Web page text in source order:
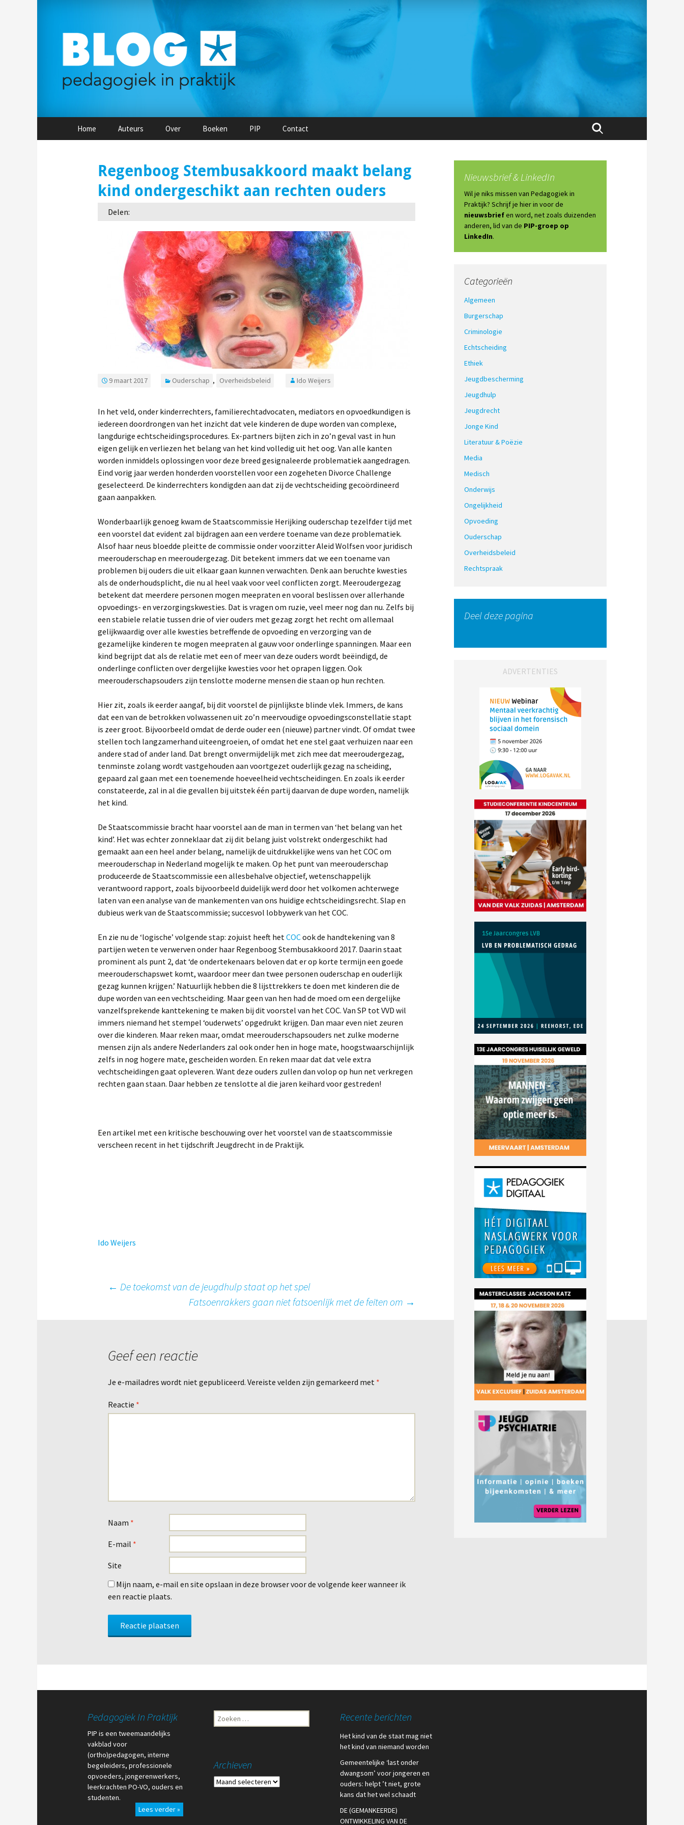
Home Auteurs Over Boeken PIP Contact
Zoeken
naar:
Regenboog Stembusakkoord maakt belang
kind ondergeschikt aan rechten ouders
Delen:
9 maart 2017 Ouderschap , Overheidsbeleid Ido Weijers
In het veld, onder kinderrechters, familierechtadvocaten, mediators en opvoedkundigen is
iedereen doordrongen van het inzicht dat vele kinderen de dupe worden van complexe,
langdurige echtscheidingsprocedures. Ex-partners bijten zich in zo’n geval vast in hun
eigen gelijk en verliezen het belang van het kind volledig uit het oog. Van alle kanten
worden inmiddels oplossingen voor deze breed gesignaleerde problematiek aangedragen.
Eind vorig jaar werden honderden voorstellen voor een zogeheten Divorce Challenge
geselecteerd. De kinderrechters kondigden aan dat zij de vechtscheiding gecoördineerd
gaan aanpakken.
Wonderbaarlijk genoeg kwam de Staatscommissie Herijking ouderschap tezelfder tijd met
een voorstel dat evident zal bijdragen aan een verdere toename van deze problematiek.
Alsof haar neus bloedde pleitte de commissie onder voorzitter Aleid Wolfsen voor juridisch
meerouderschap en meeroudergezag. Dit betekent immers dat we een toename van
problemen bij ouders die uit elkaar gaan kunnen verwachten. Denk aan beruchte kwesties
als de onderhoudsplicht, die nu al heel vaak voor veel conflicten zorgt. Meeroudergezag
betekent dat meerdere personen mogen meepraten en vooral beslissen over allerhande
opvoedings- en verzorgingskwesties. Dat is vragen om ruzie, veel meer nog dan nu. Zelfs bij
een stabiele relatie tussen drie of vier ouders met gezag zorgt het recht om allemaal
gelijkwaardig over alle kwesties betreffende de opvoeding en verzorging van de
gezamelijke kinderen te mogen meepraten al gauw voor onderlinge spanningen. Maar een
kind begrijpt dat als de relatie met een of meer van deze ouders wordt beëindigd, de
onderlinge conflicten over dergelijke kwesties voor het oprapen liggen. Ook
meerouderschapsouders zijn tenslotte moderne mensen die staan op hun rechten.
Hier zit, zoals ik eerder aangaf, bij dit voorstel de pijnlijkste blinde vlek. Immers, de kans
dat een van de betrokken volwassenen uit zo’n meervoudige opvoedingsconstellatie stapt
is zeer groot. Bijvoorbeeld omdat de derde ouder een (nieuwe) partner vindt. Of omdat twee
stellen toch langzamerhand uiteengroeien, of omdat het ene stel gaat verhuizen naar een
andere stad of ander land. Dat brengt onvermijdelijk met zich mee dat meeroudergezag,
tenminste zolang wordt vastgehouden aan voortgezet ouderlijk gezag na scheiding,
gepaard zal gaan met een toenemende hoeveelheid vechtscheidingen. En zoals ik eerder
constateerde, zal in al die gevallen bij uitstek één partij daarvan de dupe worden, namelijk
het kind.
De Staatscommissie bracht haar voorstel aan de man in termen van ‘het belang van het
kind’. Het was echter zonneklaar dat zij dit belang juist volstrekt ondergeschikt had
gemaakt aan een heel ander belang, namelijk de uitdrukkelijke wens van het COC om
meerouderschap in Nederland mogelijk te maken. Op het punt van meerouderschap
produceerde de Staatscommissie een allesbehalve objectief, wetenschappelijk
verantwoord rapport, zoals bijvoorbeeld duidelijk werd door het volkomen achterwege
laten van een analyse van de mankementen van ons huidige echtscheidingsrecht. Slap en
dubieus werk van de Staatscommissie; succesvol lobbywerk van het COC.
En zie nu de ‘logische’ volgende stap: zojuist heeft hetCOCook de handtekening van 8
partijen weten te verwerven onder haar Regenboog Stembusakkoord 2017. Daarin staat
prominent als punt 2, dat ‘de ondertekenaars beloven dat er op korte termijn een goede
meerouderschapswet komt, waardoor meer dan twee personen ouderschap en ouderlijk
gezag kunnen krijgen.’ Natuurlijk hebben die 8 lijsttrekkers te doen met kinderen die de
dupe worden van een vechtscheiding. Maar geen van hen had de moed om een dergelijke
vanzelfsprekende kanttekening te maken bij dit voorstel van het COC. Van SP tot VVD wil
immers niemand het stempel ‘ouderwets’ opgedrukt krijgen. Dan maar even niet zeuren
over die kinderen. Maar reken maar, omdat meerouderschapsouders net zulke moderne
mensen zijn als andere Nederlanders zal ook onder hen in hoge mate, hoogstwaarschijnlijk
zelfs in nog hogere mate, gescheiden worden. En reken maar dat dat vele extra
vechtscheidingen gaat opleveren. Want deze ouders zullen dan volop op hun net verkregen
rechten gaan staan. Daar hebben ze tenslotte al die jaren keihard voor gestreden!
Een artikel met een kritische beschouwing over het voorstel van de staatscommissie
verscheen recent in het tijdschrift Jeugdrecht in de Praktijk.
Ido Weijers
Berichtnavigatie
← De toekomst van de jeugdhulp staat op het spel
Fatsoenrakkers gaan niet fatsoenlijk met de feiten om →
Geef een reactie
Je e-mailadres wordt niet gepubliceerd. Vereiste velden zijn gemarkeerd met *
Reactie *
Naam *
E-mail *
Site
Mijn naam, e-mail en site opslaan in deze browser voor de volgende keer wanneer ik
een reactie plaats.
Nieuwsbrief & LinkedIn
Wil je niks missen van Pedagogiek in
Praktijk? Schrijf je hier in voor de
nieuwsbriefen word, net zoals duizenden
anderen, lid van de PIP-groep op
LinkedIn.
Categorieën
Algemeen
Burgerschap
Criminologie
Echtscheiding
Ethiek
Jeugdbescherming
Jeugdhulp
Jeugdrecht
Jonge Kind
Literatuur & Poëzie
Media
Medisch
Onderwijs
Ongelijkheid
Opvoeding
Ouderschap
Overheidsbeleid
Rechtspraak
Deel deze pagina
ADVERTENTIES
Pedagogiek In Praktijk
PIP is een tweemaandelijks
vakblad voor
(ortho)pedagogen, interne
begeleiders, professionele
opvoeders, jongerenwerkers,
leerkrachten PO-VO, ouders en
studenten.
Lees verder »
Zoeken
naar:
Recente berichten
Het kind van de staat mag niet
het kind van niemand worden
Gemeentelijke ‘last onder
dwangsom’ voor jongeren en
ouders: helpt ’t niet, grote
kans dat het wel schaadt
DE (GEMANKEERDE)
ONTWIKKELING VAN DE
Archieven
Archieven